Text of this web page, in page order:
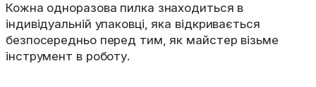
Кожна одноразова пилка знаходиться в
індивідуальній упаковці, яка відкривається
безпосередньо перед тим, як майстер візьме
інструмент в роботу.